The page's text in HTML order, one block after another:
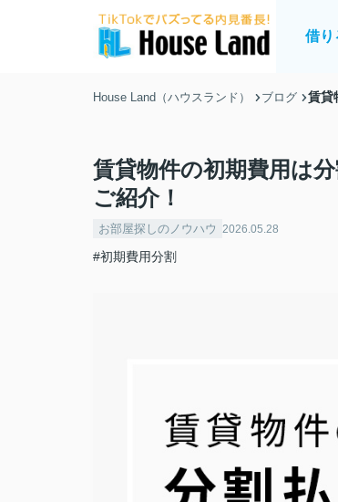
借り
House Land（ハウスランド） ブログ 賃貸
賃貸物件の初期費用は
ご紹介！
お部屋探しのノウハウ 2026.05.28
#初期費用分割